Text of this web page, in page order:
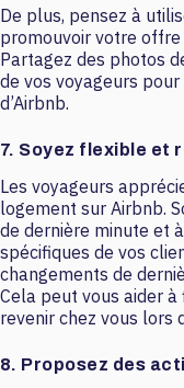
De plus, pensez à
promouvoir votre
Partagez des photos
de vos voyageurs
d’Airbnb.
7. Soyez flexible et
Les voyageurs
logement sur Airbnb.
de dernière minute et
spécifiques de vos
changements de
Cela peut vous aider
revenir chez vous lors
8. Proposez des